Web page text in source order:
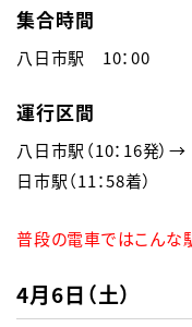
集合時間
八日市駅　10：00
運行区間
八日市駅（10：16発）
日市駅（11：58着）
普段の電車ではこんな駅
4月6日（土）